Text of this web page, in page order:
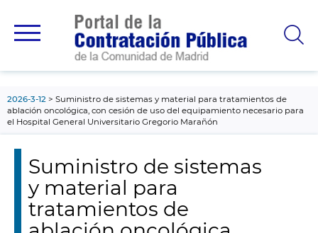
principal
2026-3-12
Suministro de sistemas y material para tratamientos de
ablación oncológica, con cesión de uso del equipamiento necesario para
el Hospital General Universitario Gregorio Marañón
Suministro de sistemas
y material para
tratamientos de